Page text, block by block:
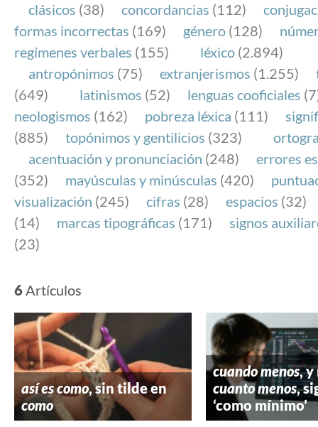
FundéuRAE es una fundación patrocinada por la
y la Real Academia Española, cuyo objetivo es
el buen uso del español en los medios de
Internet.
clásicos (38) concordancias (112)
formas incorrectas (169) género (128)
regímenes verbales (155) léxico (2.894)
antropónimos (75) extranjerismos (1.255)
(649)
latinismos (52) lenguas cooficiales
neologismos (162) pobreza léxica (111)
(885)
topónimos y gentilicios (323)
acentuación y pronunciación (248)
errores
(352)
mayúsculas y minúsculas (420)
visualización (245) cifras (28) espacios (32)
(14)
marcas tipográficas (171)
signos
(23)
6Artículos
así es como, sin tilde en
como
cuando menos, y
cuanto menos,
‘como mínimo’